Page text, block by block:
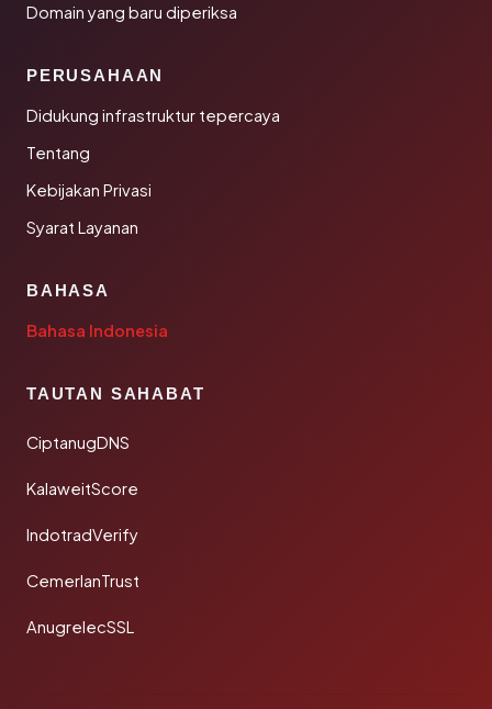
Domain yang baru diperiksa
PERUSAHAAN
Didukung infrastruktur tepercaya
Tentang
Kebijakan Privasi
Syarat Layanan
BAHASA
Bahasa Indonesia
TAUTAN SAHABAT
CiptanugDNS
KalaweitScore
IndotradVerify
CemerlanTrust
AnugrelecSSL